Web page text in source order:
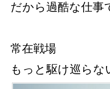
だから過酷な仕事
常在戦場
もっと駆け巡らな